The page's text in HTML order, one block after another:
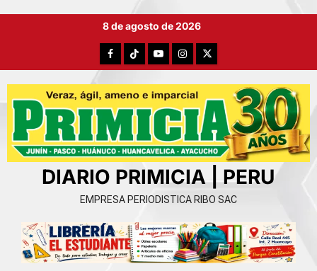
8 de agosto de 2026
FacebookTikTokYouTubeInstagram
X
DIARIO PRIMICIA | PERU
EMPRESA PERIODISTICA RIBO SAC